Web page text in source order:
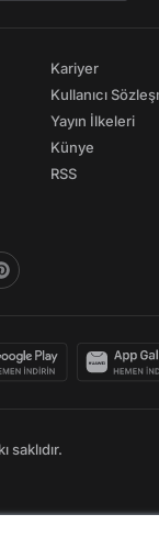
Kariyer
Kullanıcı
Yayın İlkeleri
Künye
RSS
saklıdır.